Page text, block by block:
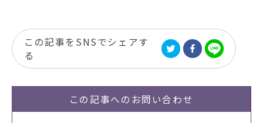
この記事をSNSでシェアす
る
この記事への お問い合わせ